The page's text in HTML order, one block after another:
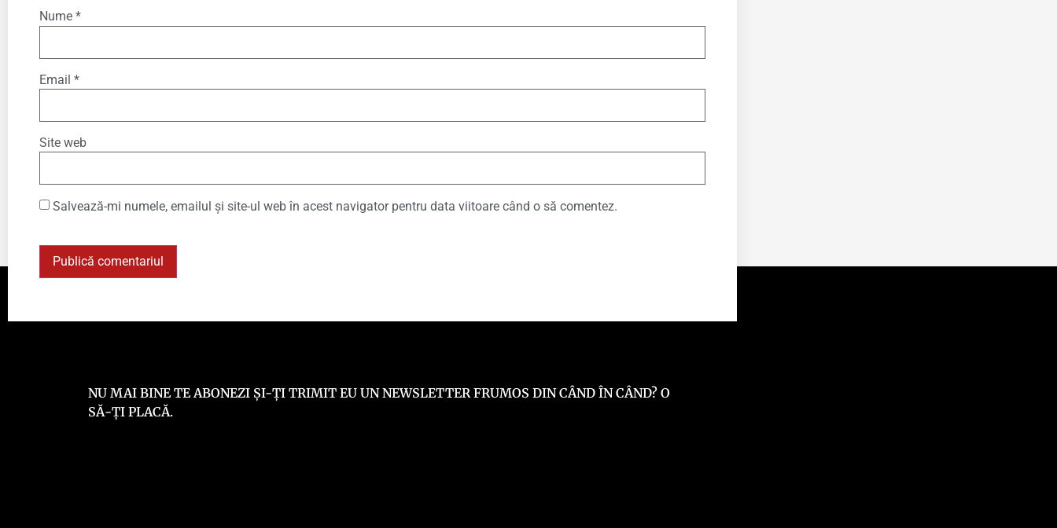
Nume *
Email *
Site web
Salvează-mi numele, emailul și site-ul web în acest navigator pentru data viitoare când o să comentez.
NU MAI BINE TE ABONEZI ȘI-ȚI TRIMIT EU UN NEWSLETTER FRUMOS DIN CÂND ÎN CÂND? O
SĂ-ȚI PLACĂ.